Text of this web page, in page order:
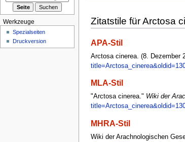
Zitatstile für Arctosa
APA-Stil
Arctosa cinerea. (8. Dezember
MLA-Stil
"Arctosa cinerea." Wiki der
MHRA-Stil
Wiki der Arachnologischen
Werkzeuge
Spezialseiten
Druckversion